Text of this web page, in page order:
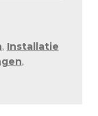
, Installatie
,